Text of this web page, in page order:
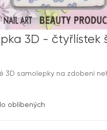
3D - čtyřlístek
3D samolepky na zdobení
oblíbených